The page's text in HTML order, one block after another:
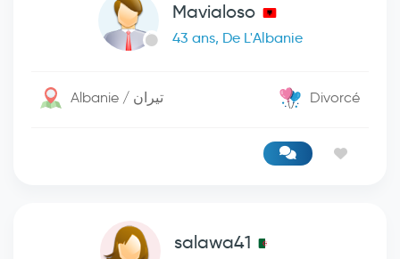
Mavialoso
43 ans, De L'Albanie
Albanie / تيران Divorcé
salawa41